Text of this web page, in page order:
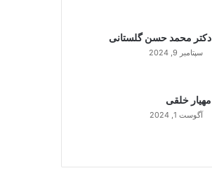
دکتر محمد حسن گلستانی
سپتامبر 9, 2024
مهیار خلقی
آگوست 1, 2024